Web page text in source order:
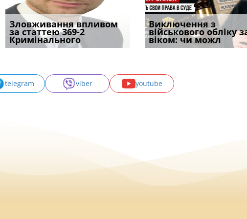
Якщо суд встановив для
відшкодування шкоди
наявніс
Документи, на яких не
проставляється
апостиль: пер
Зловживання впливом
за статтею 369-2
Кримінального
Переоформлення
відстрочки за іншою
підставою: нов
Особливості захисту у
кримінальному
провадженні: я
Виключення з
військового обліку
віком: чи можл
Восьмий ААС
підтвердив, що
може скас
telegram viber youtube